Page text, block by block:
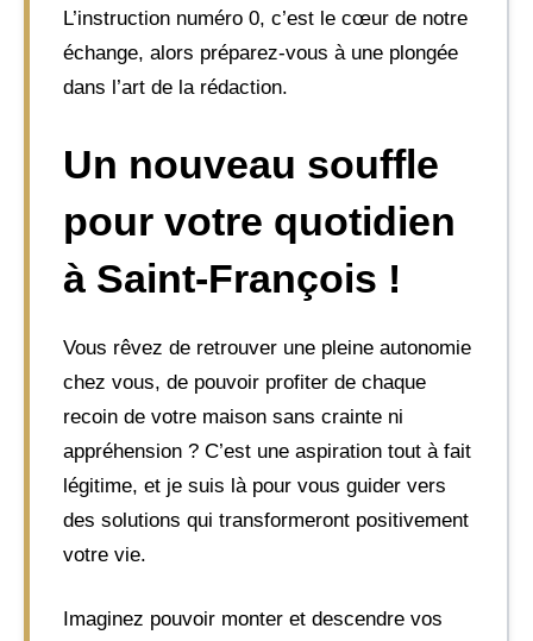
L’instruction numéro 0, c’est le cœur de notre
échange, alors préparez-vous à une plongée
dans l’art de la rédaction.
Un nouveau souffle
pour votre quotidien
à Saint-François !
Vous rêvez de retrouver une pleine autonomie
chez vous, de pouvoir profiter de chaque
recoin de votre maison sans crainte ni
appréhension ? C’est une aspiration tout à fait
légitime, et je suis là pour vous guider vers
des solutions qui transformeront positivement
votre vie.
Imaginez pouvoir monter et descendre vos